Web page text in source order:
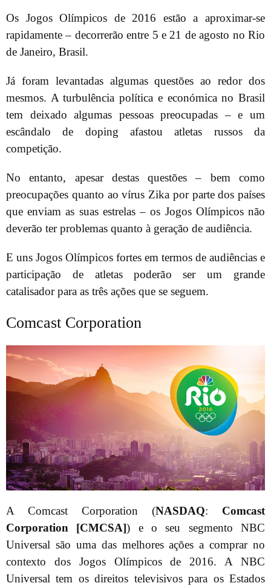
Os Jogos Olímpicos de 2016 estão a aproximar-se
rapidamente – decorrerão entre 5 e 21 de agosto no Rio
de Janeiro, Brasil.
Já foram levantadas algumas questões ao redor dos
mesmos. A turbulência política e económica no Brasil
tem deixado algumas pessoas preocupadas – e um
escândalo de doping afastou atletas russos da
competição.
No entanto, apesar destas questões – bem como
preocupações quanto ao vírus Zika por parte dos países
que enviam as suas estrelas – os Jogos Olímpicos não
deverão ter problemas quanto à geração de audiência.
E uns Jogos Olímpicos fortes em termos de audiências e
participação de atletas poderão ser um grande
catalisador para as três ações que se seguem.
Comcast Corporation
A Comcast Corporation (NASDAQ: Comcast
Corporation [CMCSA]) e o seu segmento NBC
Universal são uma das melhores ações a comprar no
contexto dos Jogos Olímpicos de 2016. A NBC
Universal tem os direitos televisivos para os Estados